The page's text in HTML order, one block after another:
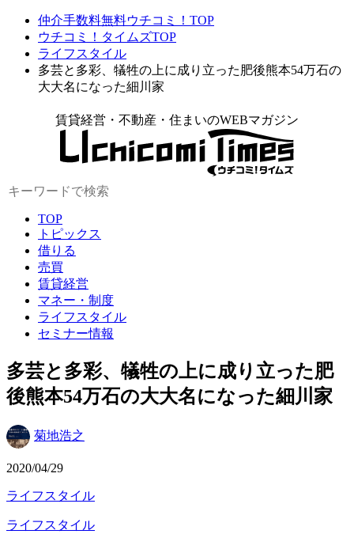
仲介手数料無料ウチコミ！TOP
ウチコミ！タイムズTOP
ライフスタイル
多芸と多彩、犠牲の上に成り立った肥後熊本54万石の
大大名になった細川家
賃貸経営・不動産・住まいのWEBマガジン
TOP
トピックス
借りる
売買
賃貸経営
マネー・制度
ライフスタイル
セミナー情報
多芸と多彩、犠牲の上に成り立った肥
後熊本54万石の大大名になった細川家
菊地浩之
2020/04/29
ライフスタイル
ライフスタイル